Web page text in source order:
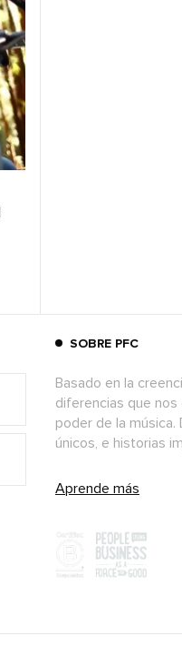
SOBRE PFC
Basado en la
diferencias que nos
poder de la
únicos, e historias
Aprende más